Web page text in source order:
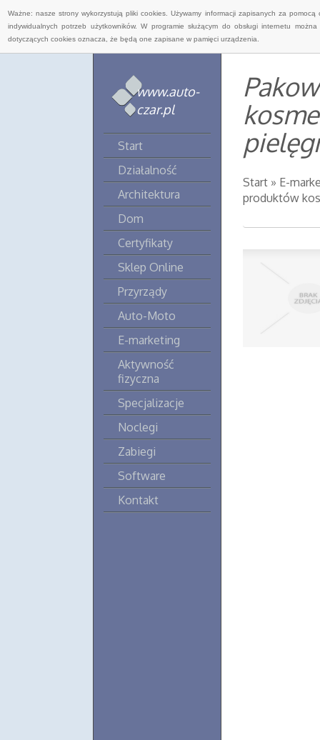
Ważne: nasze strony wykorzystują pliki cookies. Używamy informacji zapisanych za
indywidualnych potrzeb użytkowników. W programie służącym do obsługi internetu
dotyczących cookies oznacza, że będą one zapisane w pamięci urządzenia.
www.auto-
czar.pl
Start
Działalność
Architektura
Dom
Certyfikaty
Sklep Online
Przyrządy
Auto-Moto
E-marketing
Aktywność
fizyczna
Specjalizacje
Noclegi
Zabiegi
Software
Kontakt
Start » E-
produktów